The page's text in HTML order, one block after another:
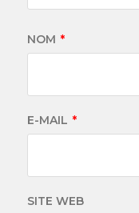
NOM *
E-MAIL *
SITE WEB